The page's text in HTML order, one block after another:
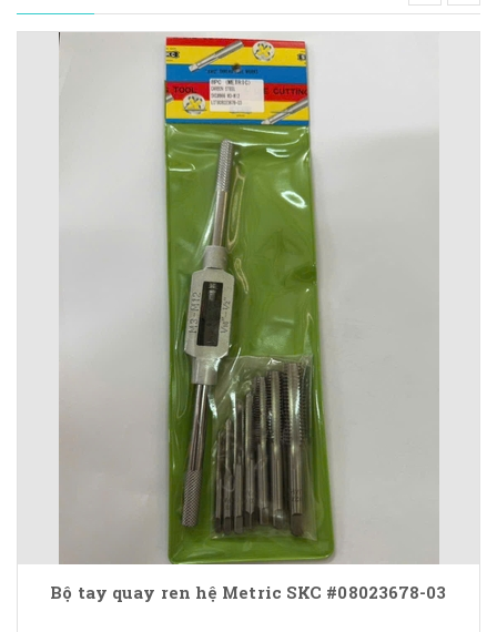
Bộ tay quay ren hệ Metric SKC #08023678-03